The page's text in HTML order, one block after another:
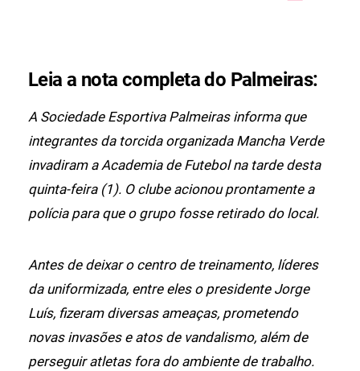
Leia a nota completa do Palmeiras:
A Sociedade Esportiva Palmeiras informa que
integrantes da torcida organizada Mancha Verde
invadiram a Academia de Futebol na tarde desta
quinta-feira (1). O clube acionou prontamente a
polícia para que o grupo fosse retirado do local.
Antes de deixar o centro de treinamento, líderes
da uniformizada, entre eles o presidente Jorge
Luís, fizeram diversas ameaças, prometendo
novas invasões e atos de vandalismo, além de
perseguir atletas fora do ambiente de trabalho.